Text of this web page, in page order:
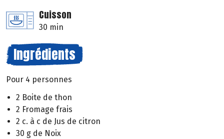
Cuisson
30 min
Ingrédients
Pour 4 personnes
2 Boite de thon
2 Fromage frais
2 c. à c de Jus de citron
30 g de Noix